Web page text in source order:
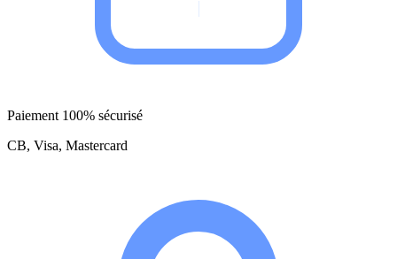
Paiement 100% sécurisé
CB, Visa, Mastercard